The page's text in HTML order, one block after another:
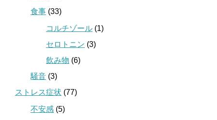
食事 (33)
コルチゾール (1)
セロトニン (3)
飲み物 (6)
騒音 (3)
ストレス症状 (77)
不安感 (5)